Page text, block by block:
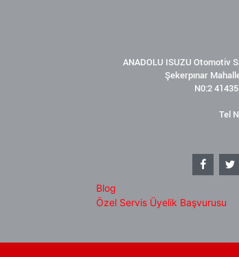
ANADOLU ISUZU Otomotiv
Şekerpınar
N0:2
Tel
Blog
Özel Servis Üyelik Başvurusu